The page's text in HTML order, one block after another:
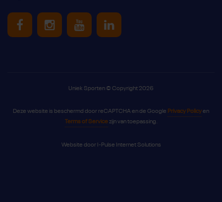
Uniek Sporten op Facebook
Uniek Sporten op Instagram
Uniek Sporten op Youtube
Uniek Sporten op
Uniek Sporten © Copyright 2026
Deze website is beschermd door reCAPTCHA en de Google Privacy Policyen
Terms of Servicezijn van toepassing.
Website door I-Pulse Internet Solutions